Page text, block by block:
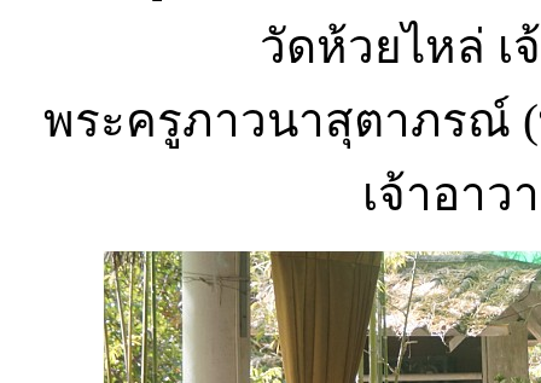
วัดห้วยไหล่
พระครูภาวนาสุตาภรณ์
เจ้าอา